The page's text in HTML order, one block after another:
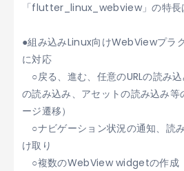
「flutter_linux_webview」の特長
●組み込みLinux向けWebViewプラ
に対応
○戻る、進む、任意のURLの読み
の読み込み、アセットの読み込み
ージ遷移）
○ナビゲーション状況の通知、読
け取り
○複数のWebView widgetの作成